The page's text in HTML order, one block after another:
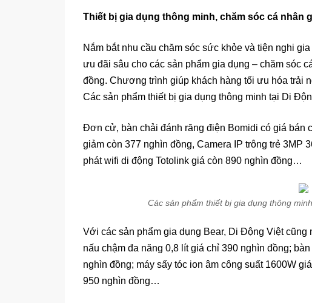
Thiết bị gia dụng thông minh, chăm sóc cá nhân
Nắm bắt nhu cầu chăm sóc sức khỏe và tiện nghi
ưu đãi sâu cho các sản phẩm gia dụng – chăm sóc
đồng. Chương trình giúp khách hàng tối ưu hóa trải
Các sản phẩm thiết bị gia dụng thông minh tại Di
Đơn cử, bàn chải đánh răng điện Bomidi có giá bán
giảm còn 377 nghìn đồng, Camera IP trông trẻ 3MP
phát wifi di động Totolink giá còn 890 nghìn đồng…
Các sản phẩm thiết bị gia dụng thông
Với các sản phẩm gia dụng Bear, Di Động Việt
nấu chậm đa năng 0,8 lít giá chỉ 390 nghìn đồng;
nghìn đồng; máy sấy tóc ion âm công suất 1600W
950 nghìn đồng…